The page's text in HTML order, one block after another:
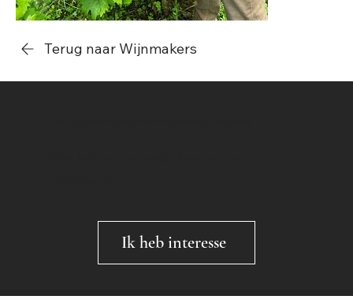
Terug naar Wijnmakers
Ik heb interesse